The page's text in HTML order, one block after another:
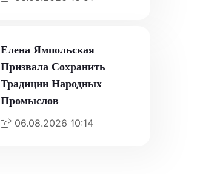
Елена Ямпольская
Призвала Сохранить
Традиции Народных
Промыслов
06.08.2026 10:14